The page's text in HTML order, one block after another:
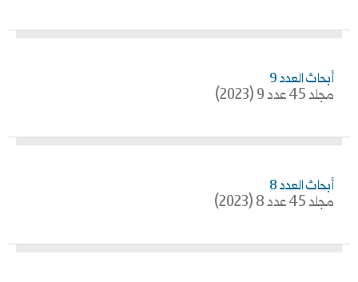
أبحاث العدد 9
مجلد 45 عدد 9 (2023)
أبحاث العدد 8
مجلد 45 عدد 8 (2023)